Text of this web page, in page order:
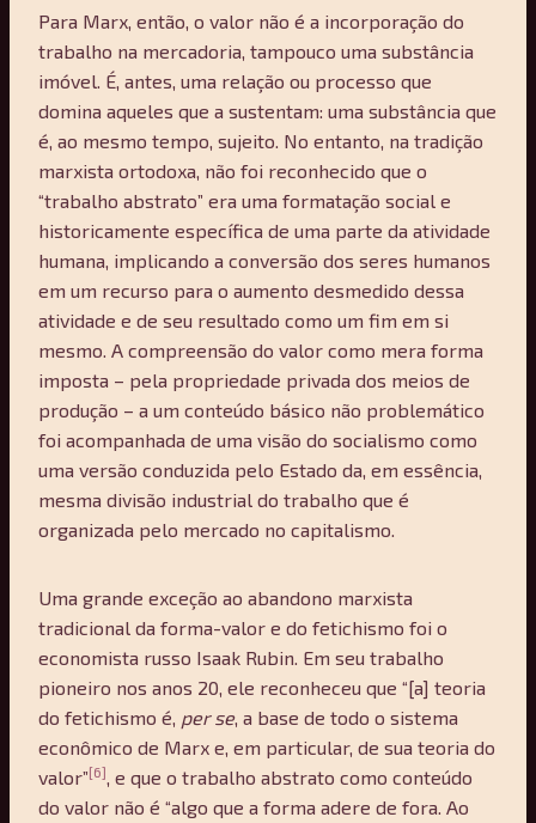
Para Marx, então, o valor não é a incorporação do
trabalho na mercadoria, tampouco uma substância
imóvel. É, antes, uma relação ou processo que
domina aqueles que a sustentam: uma substância que
é, ao mesmo tempo, sujeito. No entanto, na tradição
marxista ortodoxa, não foi reconhecido que o
“trabalho abstrato” era uma formatação social e
historicamente específica de uma parte da atividade
humana, implicando a conversão dos seres humanos
em um recurso para o aumento desmedido dessa
atividade e de seu resultado como um fim em si
mesmo. A compreensão do valor como mera forma
imposta – pela propriedade privada dos meios de
produção – a um conteúdo básico não problemático
foi acompanhada de uma visão do socialismo como
uma versão conduzida pelo Estado da, em essência,
mesma divisão industrial do trabalho que é
organizada pelo mercado no capitalismo.
Uma grande exceção ao abandono marxista
tradicional da forma-valor e do fetichismo foi o
economista russo Isaak Rubin. Em seu trabalho
pioneiro nos anos 20, ele reconheceu que “[a] teoria
do fetichismo é, per se, a base de todo o sistema
econômico de Marx e, em particular, de sua teoria do
valor”[6] , e que o trabalho abstrato como conteúdo
do valor não é “algo que a forma adere de fora. Ao